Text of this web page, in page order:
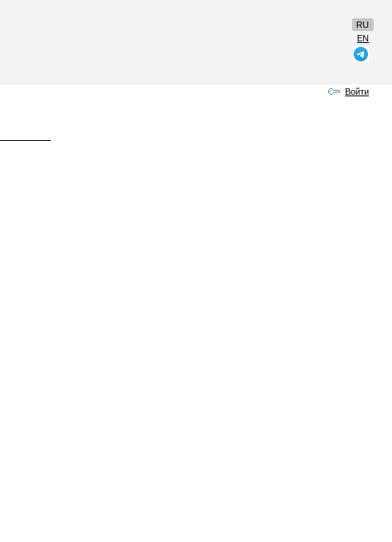
RU
EN
Войти